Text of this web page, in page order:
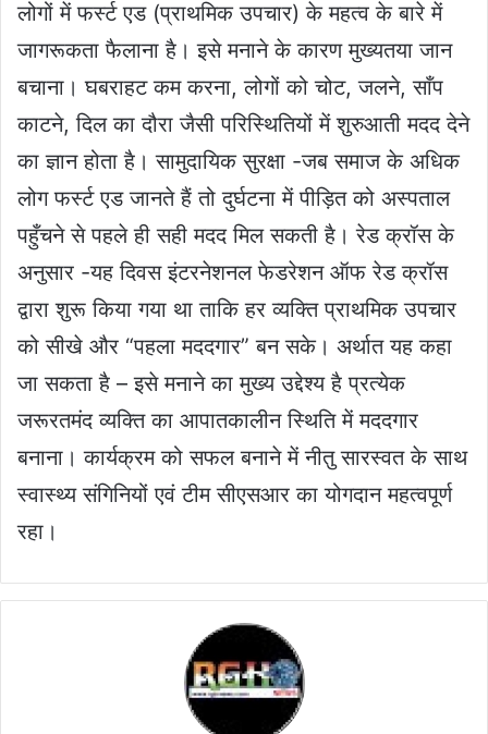
लोगों में फर्स्ट एड (प्राथमिक उपचार) के महत्व के बारे में
जागरूकता फैलाना है। इसे मनाने के कारण मुख्यतया जान
बचाना। घबराहट कम करना, लोगों को चोट, जलने, साँप
काटने, दिल का दौरा जैसी परिस्थितियों में शुरुआती मदद देने
का ज्ञान होता है। सामुदायिक सुरक्षा -जब समाज के अधिक
लोग फर्स्ट एड जानते हैं तो दुर्घटना में पीड़ित को अस्पताल
पहुँचने से पहले ही सही मदद मिल सकती है। रेड क्रॉस के
अनुसार -यह दिवस इंटरनेशनल फेडरेशन ऑफ रेड क्रॉस
द्वारा शुरू किया गया था ताकि हर व्यक्ति प्राथमिक उपचार
को सीखे और “पहला मददगार” बन सके। अर्थात यह कहा
जा सकता है – इसे मनाने का मुख्य उद्देश्य है प्रत्येक
जरूरतमंद व्यक्ति का आपातकालीन स्थिति में मददगार
बनाना। कार्यक्रम को सफल बनाने में नीतु सारस्वत के साथ
स्वास्थ्य संगिनियों एवं टीम सीएसआर का योगदान महत्वपूर्ण
रहा।